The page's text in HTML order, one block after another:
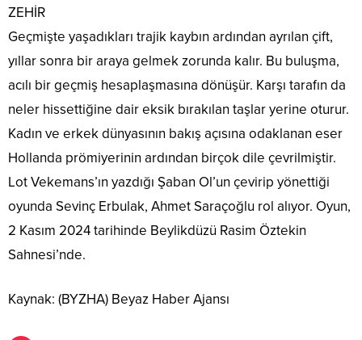
ZEHİR
Geçmişte yaşadıkları trajik kaybın ardından ayrılan çift,
yıllar sonra bir araya gelmek zorunda kalır. Bu buluşma,
acılı bir geçmiş hesaplaşmasına dönüşür. Karşı tarafın da
neler hissettiğine dair eksik bırakılan taşlar yerine oturur.
Kadın ve erkek dünyasının bakış açısına odaklanan eser
Hollanda prömiyerinin ardından birçok dile çevrilmiştir.
Lot Vekemans’ın yazdığı Şaban Ol’un çevirip yönettiği
oyunda Sevinç Erbulak, Ahmet Saraçoğlu rol alıyor. Oyun,
2 Kasım 2024 tarihinde Beylikdüzü Rasim Öztekin
Sahnesi’nde.
Kaynak: (BYZHA) Beyaz Haber Ajansı